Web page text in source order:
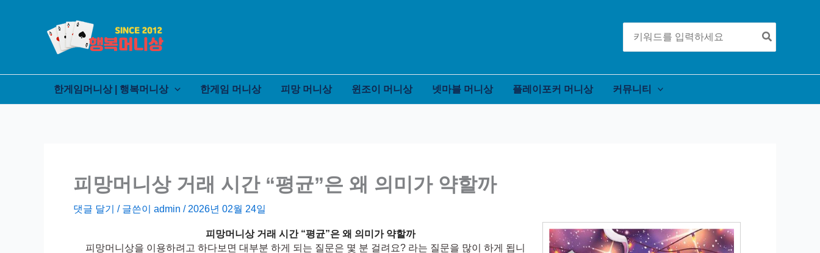
뛰
for:
한게임머니상 | 행복머니상 한게임 머니상 피망 머니상 윈조이 머니상 넷마블 머니상 플레이포커 머니상 커뮤니티
피망머니상 거래 시간 “평균”은 왜 의미가 약할까
댓글 달기 / 글쓴이 admin / 2026년 02월 24일
피망머니상 거래 시간 “평균”은 왜 의미가 약할까
피망머니상을 이용하려고 하다보면 대부분 하게 되는 질문은 몇 분 걸려요? 라는 질문을 많이 하게 됩니